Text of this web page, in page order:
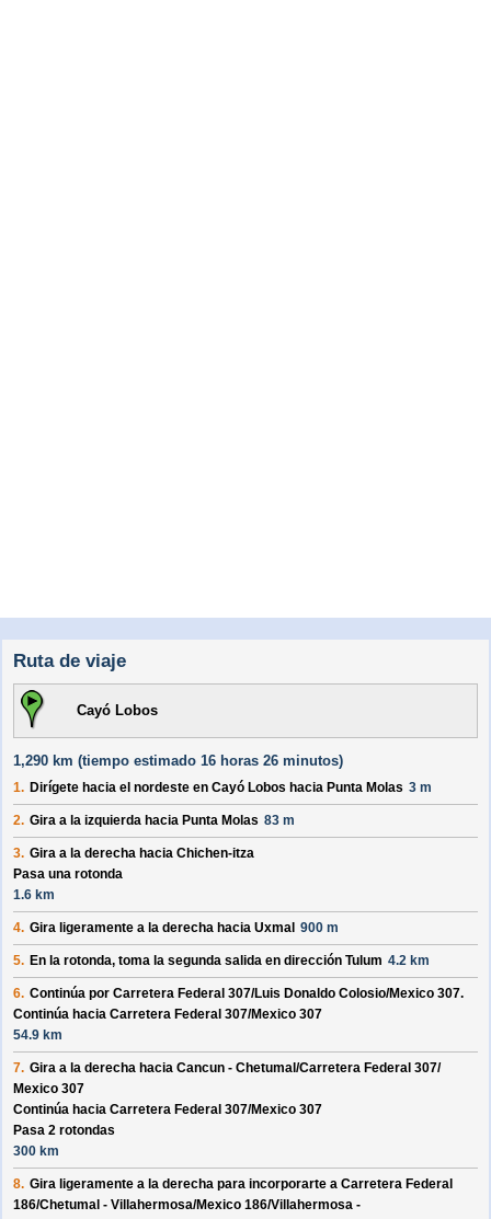
Ruta de viaje
Cayó Lobos
1,290 km (tiempo estimado 16 horas 26 minutos)
1. Dirígete hacia el nordeste en Cayó Lobos hacia Punta Molas 3 m
2. Gira a la izquierda hacia Punta Molas 83 m
3. Gira a la derecha hacia Chichen-itza
Pasa una rotonda
1.6 km
4. Gira ligeramente a la derecha hacia Uxmal 900 m
5. En la rotonda, toma la segunda salida en dirección Tulum 4.2 km
6. Continúa por Carretera Federal 307/Luis Donaldo Colosio/Mexico 307.
Continúa hacia Carretera Federal 307/Mexico 307
54.9 km
7. Gira a la derecha hacia Cancun - Chetumal/Carretera Federal 307/
Mexico 307
Continúa hacia Carretera Federal 307/Mexico 307
Pasa 2 rotondas
300 km
8. Gira ligeramente a la derecha para incorporarte a Carretera Federal
186/Chetumal - Villahermosa/Mexico 186/Villahermosa -